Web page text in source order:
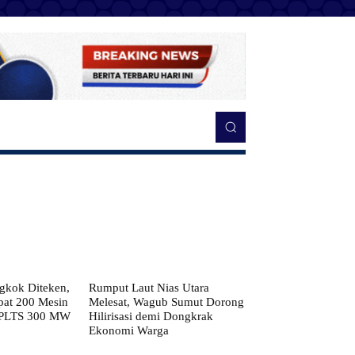
Diteken,
200 Mesin
300 MW
Rumput Laut Nias Utara
Melesat, Wagub Sumut Dorong
Hilirisasi demi Dongkrak
Ekonomi Warga